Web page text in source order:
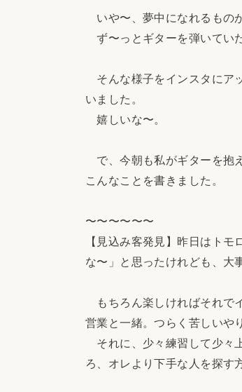
いや〜、夢中になれるもの
ず〜っとギターを弾いてい
そんな様子をインスタにア
いました。
嬉しいな〜。
で、今朝も私がギターを抱
こんなことを書きました。
〜〜〜〜〜〜
【見込み客発見】昨日はト
な〜」と思ったけれども、大
もちろん楽しければそれで
営業と一緒。つらく苦しいや
それに、少々練習して少々
ろ、オレより下手な人を探す